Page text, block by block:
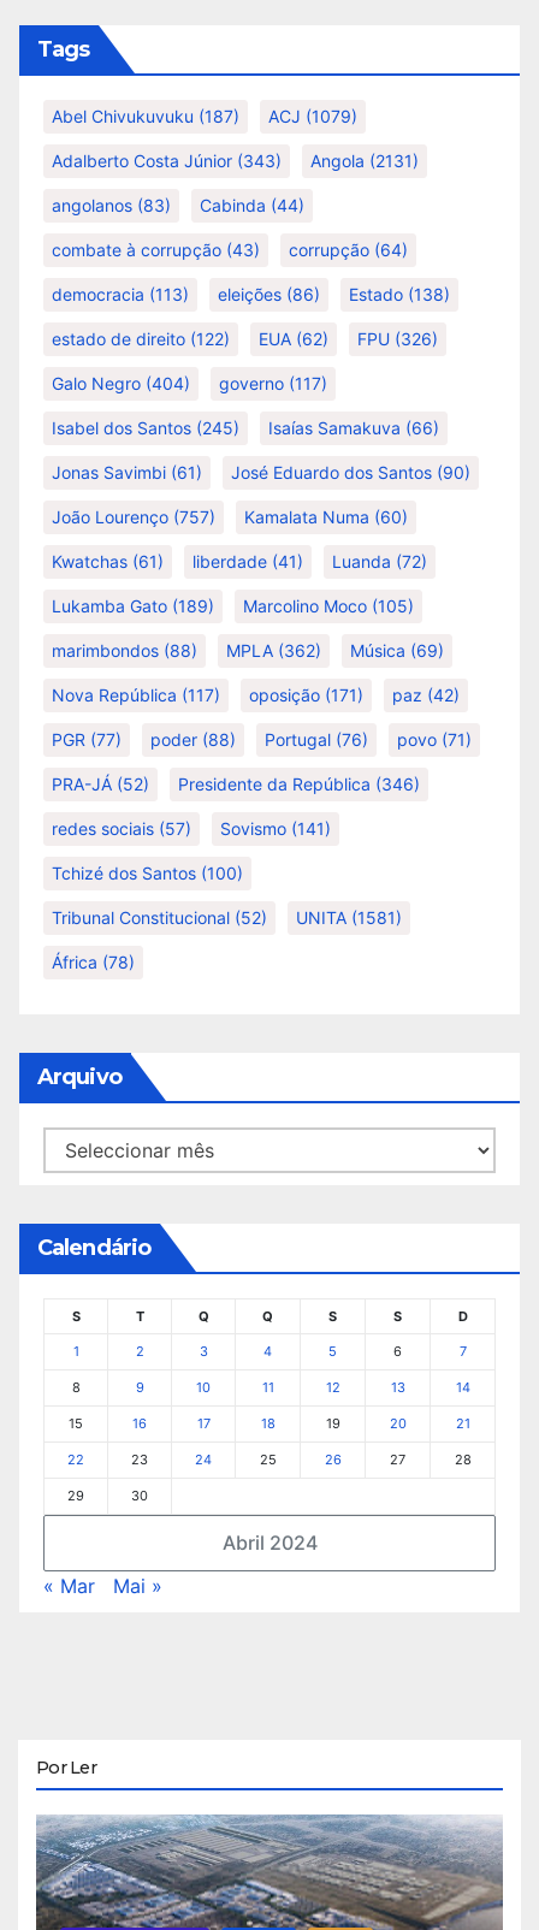
Tags
Abel Chivukuvuku (187) ACJ (1079)
Adalberto Costa Júnior (343) Angola (2131)
angolanos (83) Cabinda (44)
combate à corrupção (43) corrupção (64)
democracia (113) eleições (86) Estado (138)
estado de direito (122) EUA (62) FPU (326)
Galo Negro (404) governo (117)
Isabel dos Santos (245) Isaías Samakuva (66)
Jonas Savimbi (61) José Eduardo dos Santos (90)
João Lourenço (757) Kamalata Numa (60)
Kwatchas (61) liberdade (41) Luanda (72)
Lukamba Gato (189) Marcolino Moco (105)
marimbondos (88) MPLA (362) Música (69)
Nova República (117) oposição (171) paz (42)
PGR (77) poder (88) Portugal (76) povo (71)
PRA-JÁ (52) Presidente da República (346)
redes sociais (57) Sovismo (141)
Tchizé dos Santos (100)
Tribunal Constitucional (52) UNITA (1581)
África (78)
Arquivo
Arquivo
Calendário
Abril 2024
S T Q Q S S D
1 2 3 4 5 6 7
8 9 10 11 12 13 14
15 16 17 18 19 20 21
22 23 24 25 26 27 28
29 30
« Mar Mai »
Por Ler